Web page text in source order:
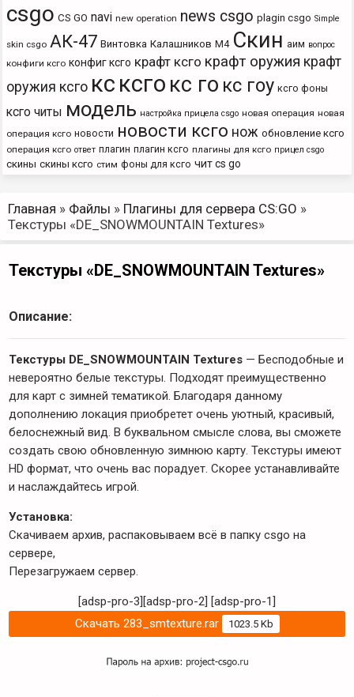
csgo CS GO navi new operation news csgo plagin csgo Simple
skin csgo АК-47 Винтовка Калашников М4 Скин аим вопрос
конфиги ксго конфиг ксго крафт ксго крафт оружия крафт
оружия ксго кс ксго кс го кс гоу ксго фоны
ксго читы модель настройка прицела csgo новая операция новая
операция ксго новости новости ксго нож обновление ксго
операция ксго ответ плагин плагин ксго плагины для ксго прицел csgo
скины скины ксго стим фоны для ксго чит cs go
Главная » Файлы » Плагины для сервера CS:GO »
Текстуры «DE_SNOWMOUNTAIN Textures»
Текстуры «DE_SNOWMOUNTAIN Textures»
Описание:
Текстуры DE_SNOWMOUNTAIN Textures — Бесподобные и
невероятно белые текстуры. Подходят преимущественно
для карт с зимней тематикой. Благодаря данному
дополнению локация приобретет очень уютный, красивый,
белоснежный вид. В буквальном смысле слова, вы сможете
создать свою обновленную зимнюю карту. Текстуры имеют
HD формат, что очень вас порадует. Скорее устанавливайте
и наслаждайтесь игрой.
Установка:
Скачиваем архив, распаковываем всё в папку csgo на
сервере,
Перезагружаем сервер.
[adsp-pro-3][adsp-pro-2] [adsp-pro-1]
Скачать 283_smtexture.rar
1023.5 Kb